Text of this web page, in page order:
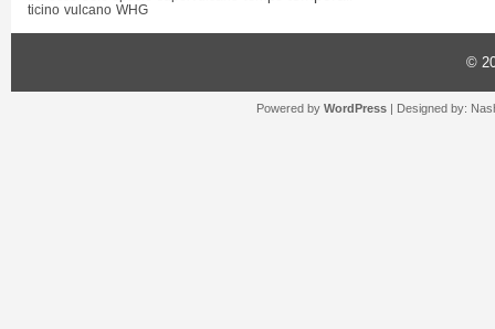
ticino vulcano WHG
©
Powered by WordPress | Designed by: